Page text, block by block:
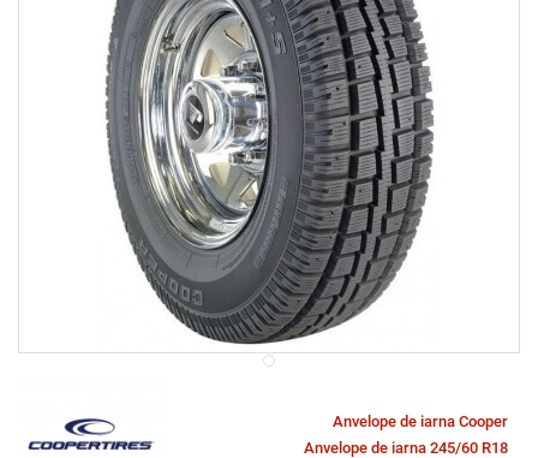
Anvelope de iarna Cooper
Anvelope de iarna 245/60 R18